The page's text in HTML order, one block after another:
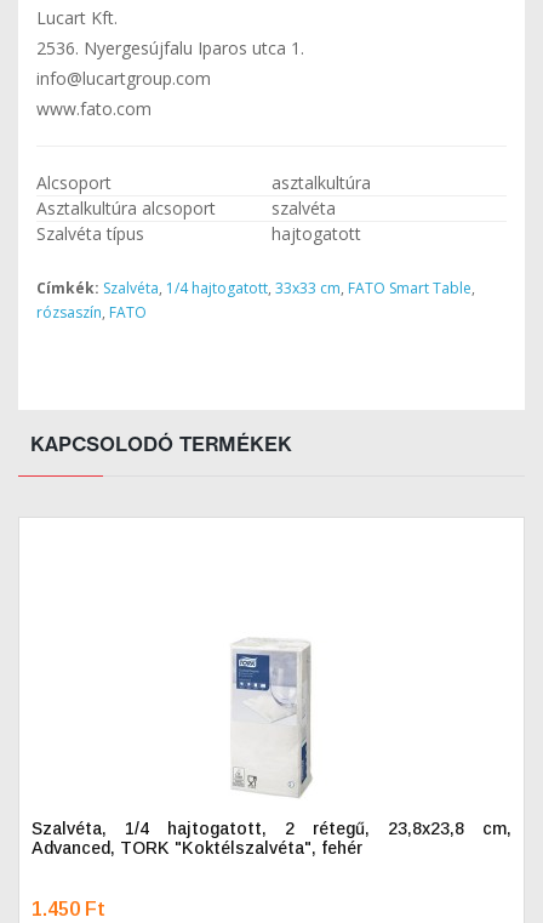
Lucart Kft.
2536. Nyergesújfalu Iparos utca 1.
info@lucartgroup.com
www.fato.com
Alcsoport
asztalkultúra
Asztalkultúra alcsoport
szalvéta
Szalvéta típus
hajtogatott
Címkék: Szalvéta, 1/4 hajtogatott, 33x33 cm, FATO Smart Table,
rózsaszín, FATO
KAPCSOLODÓ TERMÉKEK
Szalvéta, 1/4 hajtogatott, 2 rétegű, 23,8x23,8 cm,
Advanced, TORK "Koktélszalvéta", fehér
1.450 Ft